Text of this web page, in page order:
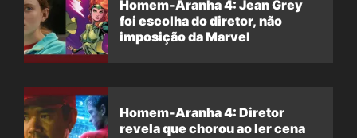
Homem-Aranha 4: Jean Grey
foi escolha do diretor, não
imposição da Marvel
Homem-Aranha 4: Diretor
revela que chorou ao ler cena